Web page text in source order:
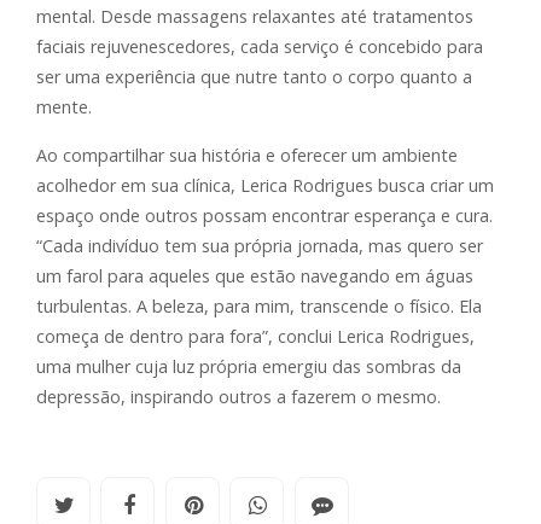
mental. Desde massagens relaxantes até tratamentos
faciais rejuvenescedores, cada serviço é concebido para
ser uma experiência que nutre tanto o corpo quanto a
mente.
Ao compartilhar sua história e oferecer um ambiente
acolhedor em sua clínica, Lerica Rodrigues busca criar um
espaço onde outros possam encontrar esperança e cura.
“Cada indivíduo tem sua própria jornada, mas quero ser
um farol para aqueles que estão navegando em águas
turbulentas. A beleza, para mim, transcende o físico. Ela
começa de dentro para fora”, conclui Lerica Rodrigues,
uma mulher cuja luz própria emergiu das sombras da
depressão, inspirando outros a fazerem o mesmo.